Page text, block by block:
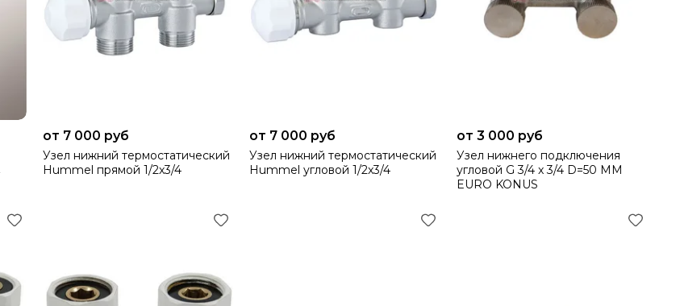
от 7 000 руб
Узел нижний термостатический
Hummel прямой 1/2x3/4
от 7 000 руб
Узел нижний термостатический
Hummel угловой 1/2x3/4
от 3 000 руб
Узел нижнего подключения
угловой G 3/4 x 3/4 D=50 MM
EURO KONUS